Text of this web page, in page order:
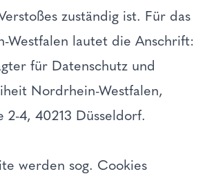
zuständig ist. Für das
Westfalen lautet die Anschrift:
für Datenschutz und
Nordrhein-Westfalen,
2-4, 40213 Düsseldorf.
werden sog. Cookies